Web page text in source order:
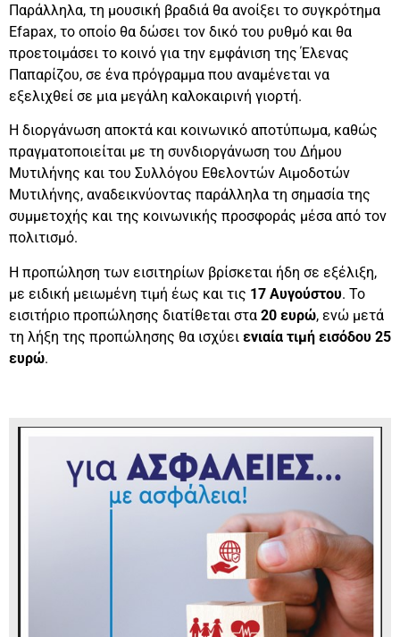
Παράλληλα, τη μουσική βραδιά θα ανοίξει το συγκρότημα
Efapax, το οποίο θα δώσει τον δικό του ρυθμό και θα
προετοιμάσει το κοινό για την εμφάνιση της Έλενας
Παπαρίζου, σε ένα πρόγραμμα που αναμένεται να
εξελιχθεί σε μια μεγάλη καλοκαιρινή γιορτή.
Η διοργάνωση αποκτά και κοινωνικό αποτύπωμα, καθώς
πραγματοποιείται με τη συνδιοργάνωση του Δήμου
Μυτιλήνης και του Συλλόγου Εθελοντών Αιμοδοτών
Μυτιλήνης, αναδεικνύοντας παράλληλα τη σημασία της
συμμετοχής και της κοινωνικής προσφοράς μέσα από τον
πολιτισμό.
Η προπώληση των εισιτηρίων βρίσκεται ήδη σε εξέλιξη,
με ειδική μειωμένη τιμή έως και τις 17 Αυγούστου. Το
εισιτήριο προπώλησης διατίθεται στα 20 ευρώ, ενώ μετά
τη λήξη της προπώλησης θα ισχύει ενιαία τιμή εισόδου 25
ευρώ.